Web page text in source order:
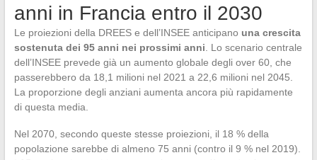
anni in Francia entro il 2030
Le proiezioni della DREES e dell’INSEE anticipano una crescita
sostenuta dei 95 anni nei prossimi anni . Lo scenario centrale
dell’INSEE prevede già un aumento globale degli over 60, che
passerebbero da 18,1 milioni nel 2021 a 22,6 milioni nel 2045.
La proporzione degli anziani aumenta ancora più rapidamente
di questa media.
Nel 2070, secondo queste stesse proiezioni, il 18 % della
popolazione sarebbe di almeno 75 anni (contro il 9 % nel 2019).